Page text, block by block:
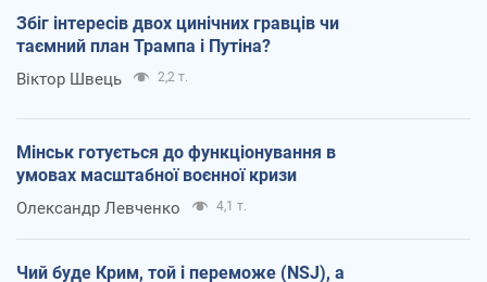
Збіг інтересів двох цинічних гравців чи
таємний план Трампа і Путіна?
Віктор Швець 2,2 т.
Мінськ готується до функціонування в
умовах масштабної воєнної кризи
Олександр Левченко 4,1 т.
Чий буде Крим, той і переможе (NSJ), а